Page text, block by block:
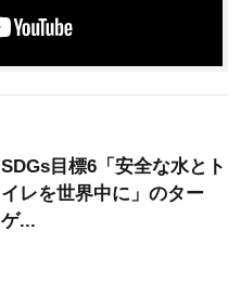
SDGs目標6「安全な水とト
イレを世界中に」のター
ゲ...